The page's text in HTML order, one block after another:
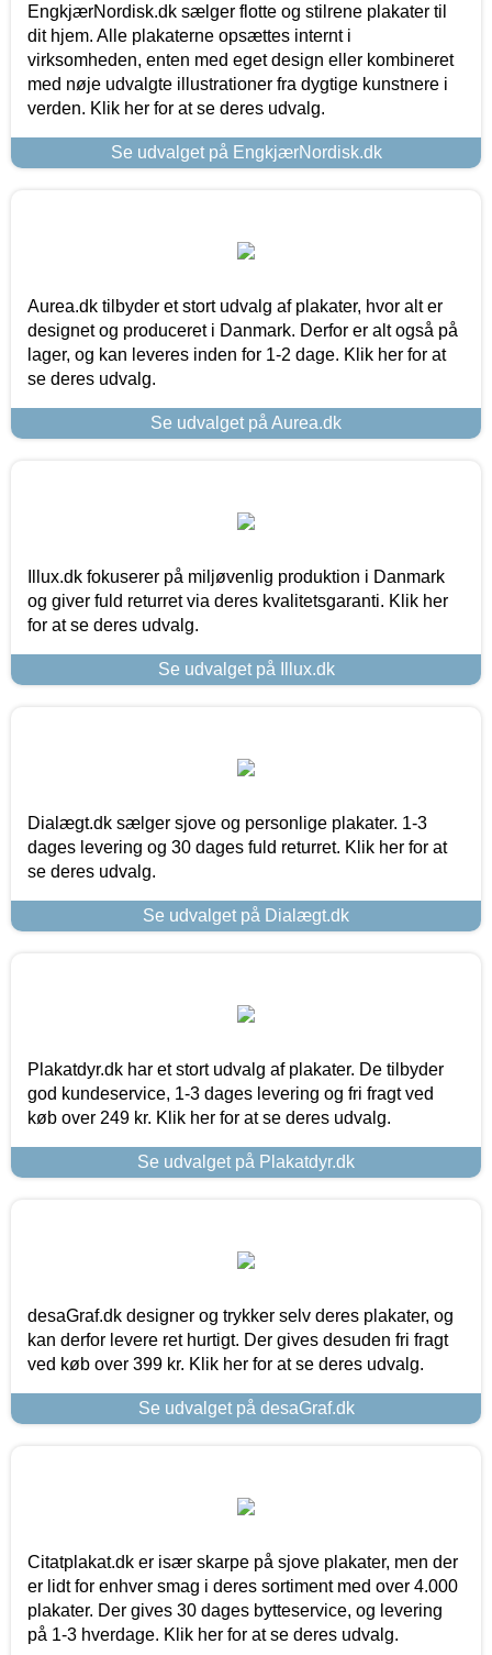
EngkjærNordisk.dk sælger flotte og stilrene plakater til
dit hjem. Alle plakaterne opsættes internt i
virksomheden, enten med eget design eller kombineret
med nøje udvalgte illustrationer fra dygtige kunstnere i
verden. Klik her for at se deres udvalg.
Se udvalget på EngkjærNordisk.dk
Aurea.dk tilbyder et stort udvalg af plakater, hvor alt er
designet og produceret i Danmark. Derfor er alt også på
lager, og kan leveres inden for 1-2 dage. Klik her for at
se deres udvalg.
Se udvalget på Aurea.dk
Illux.dk fokuserer på miljøvenlig produktion i Danmark
og giver fuld returret via deres kvalitetsgaranti. Klik her
for at se deres udvalg.
Se udvalget på Illux.dk
Dialægt.dk sælger sjove og personlige plakater. 1-3
dages levering og 30 dages fuld returret. Klik her for at
se deres udvalg.
Se udvalget på Dialægt.dk
Plakatdyr.dk har et stort udvalg af plakater. De tilbyder
god kundeservice, 1-3 dages levering og fri fragt ved
køb over 249 kr. Klik her for at se deres udvalg.
Se udvalget på Plakatdyr.dk
desaGraf.dk designer og trykker selv deres plakater, og
kan derfor levere ret hurtigt. Der gives desuden fri fragt
ved køb over 399 kr. Klik her for at se deres udvalg.
Se udvalget på desaGraf.dk
Citatplakat.dk er især skarpe på sjove plakater, men der
er lidt for enhver smag i deres sortiment med over 4.000
plakater. Der gives 30 dages bytteservice, og levering
på 1-3 hverdage. Klik her for at se deres udvalg.